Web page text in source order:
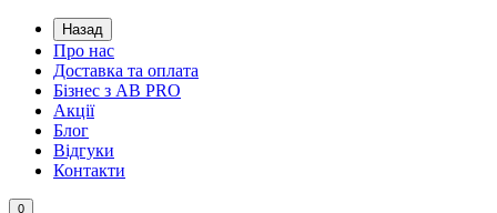
Назад
Про нас
Доставка та оплата
Бізнес з AB PRO
Акції
Блог
Відгуки
Контакти
0